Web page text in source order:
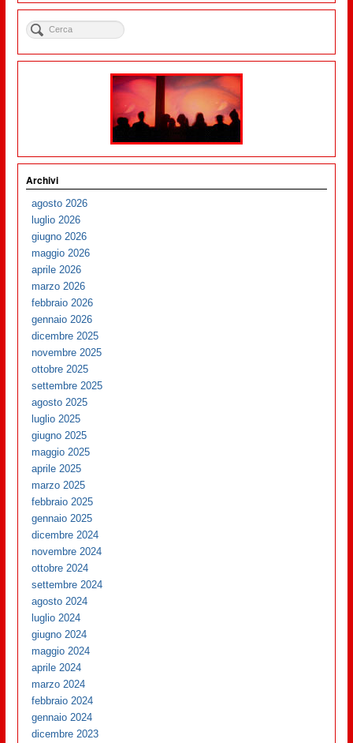
Archivi
agosto 2026
luglio 2026
giugno 2026
maggio 2026
aprile 2026
marzo 2026
febbraio 2026
gennaio 2026
dicembre 2025
novembre 2025
ottobre 2025
settembre 2025
agosto 2025
luglio 2025
giugno 2025
maggio 2025
aprile 2025
marzo 2025
febbraio 2025
gennaio 2025
dicembre 2024
novembre 2024
ottobre 2024
settembre 2024
agosto 2024
luglio 2024
giugno 2024
maggio 2024
aprile 2024
marzo 2024
febbraio 2024
gennaio 2024
dicembre 2023